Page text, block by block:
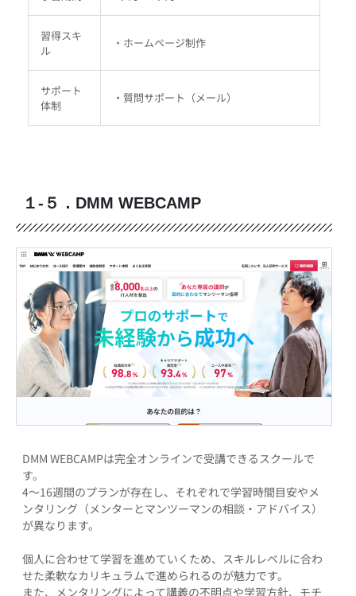
習得スキ
ル
・ホームページ制作
サポート
体制
・質問サポート（メール）
１-５．DMM WEBCAMP
DMM WEBCAMPは完全オンラインで受講できるスクールで
す。
4～16週間のプランが存在し、それぞれで学習時間目安やメ
ンタリング（メンターとマンツーマンの相談・アドバイス）
が異なります。
個人に合わせて学習を進めていくため、スキルレベルに合わ
せた柔軟なカリキュラムで進められるのが魅力です。
また、メンタリングによって講義の不明点や学習方針、モチ